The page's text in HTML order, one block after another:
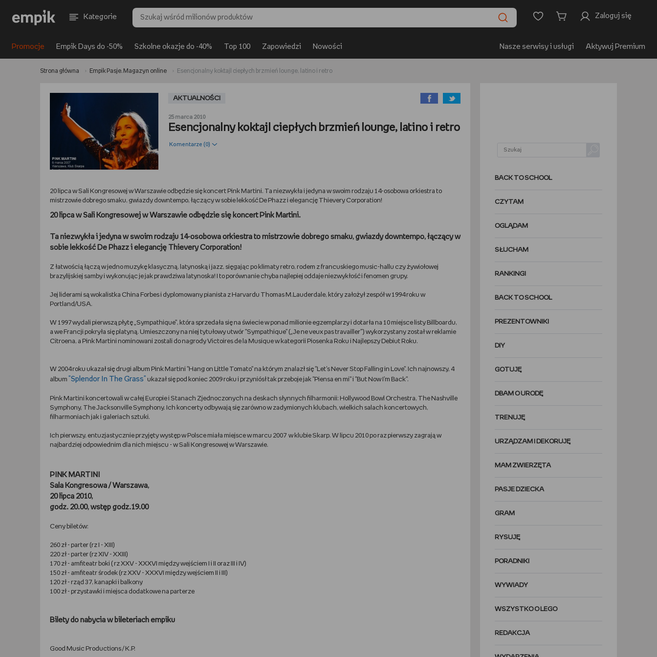
Kategorie Zaloguj się
Promocje Empik Days do -50% Szkolne okazje do -40% Top 100 Zapowiedzi Nowości Nasze serwisy i usługi Aktywuj Premium
Strona główna Empik Pasje. Magazyn online Esencjonalny koktajl ciepłych brzmień lounge, latino i retro
AKTUALNOŚCI
25 marca 2010
Esencjonalny koktajl ciepłych brzmień lounge, latino i retro
Komentarze (0)
20 lipca w Sali Kongresowej w Warszawie odbędzie się koncert Pink Martini. Ta niezwykła i jedyna w swoim rodzaju 14-osobowa orkiestra to
mistrzowie dobrego smaku, gwiazdy downtempo, łączący w sobie lekkość De Phazz i elegancję Thievery Corporation!
20 lipca w Sali Kongresowej w Warszawie odbędzie się koncert Pink Martini.
Ta niezwykła i jedyna w swoim rodzaju 14-osobowa orkiestra to mistrzowie dobrego smaku, gwiazdy downtempo, łączący w
sobie lekkość De Phazz i elegancję Thievery Corporation!
Z łatwością łączą w jedno muzykę klasyczną, latynoską i jazz, sięgając po klimaty retro, rodem z francuskiego music-hallu czy żywiołowej
brazylijskiej samby i wykonując je jak prawdziwa latynoska! I to porównanie chyba najlepiej oddaje niezwykłość i fenomen grupy.
Jej liderami są wokalistka China Forbes i dyplomowany pianista z Harvardu Thomas M.Lauderdale, który założył zespół w 1994 roku w
Portland/USA.
W 1997 wydali pierwszą płytę „Sympathique”, która sprzedała się na świecie w ponad milionie egzemplarzy i dotarła na 10 miejsce listy Billboardu,
a we Francji pokryła się platyną. Umieszczony na niej tytułowy utwór "Sympathique" („Je ne veux pas travailler”) wykorzystany został w reklamie
Citroena, a Pink Martini nominowani zostali do nagrody Victoires de la Musique w kategorii Piosenka Roku i Najlepszy Debiut Roku.
W 2004 roku ukazał się drugi album Pink Martini "Hang on Little Tomato" na którym znalazł się "Let's Never Stop Falling in Love". Ich najnowszy, 4
album "Splendor In The Grass" ukazał się pod koniec 2009 roku i przyniósł tak przeboje jak "Piensa en mi" i "But Now I’m Back".
Pink Martini koncertowali w całej Europie i Stanach Zjednoczonych na deskach słynnych filharmonii: Hollywood Bowl Orchestra, The Nashville
Symphony, The Jacksonville Symphony. Ich koncerty odbywają się zarówno w zadymionych klubach, wielkich salach koncertowych,
filharmoniach jak i galeriach sztuki.
Ich pierwszy, entuzjastycznie przyjęty występ w Polsce miała miejsce w marcu 2007 w klubie Skarp. W lipcu 2010 po raz pierwszy zagrają w
najbardziej odpowiednim dla nich miejscu - w Sali Kongresowej w Warszawie.
PINK MARTINI
Sala Kongresowa / Warszawa,
20 lipca 2010,
godz. 20.00, wstęp godz.19.00
Ceny biletów:
260 zł - parter (rz I - XIII)
220 zł - parter (rz XIV - XXIII)
170 zł - amfiteatr boki ( rz XXV - XXXVI między wejściem I i II oraz III i IV)
150 zł - amfiteatr środek (rz XXV - XXXVI między wejściem II i III)
120 zł - rząd 37, kanapki i balkony
100 zł - przystawki i miejsca dodatkowe na parterze
Bilety do nabycia w bileteriach empiku
Good Music Productions / K.P.
BACK TO SCHOOL
CZYTAM
OGLĄDAM
SŁUCHAM
RANKINGI
BACK TO SCHOOL
PREZENTOWNIKI
DIY
GOTUJĘ
DBAM O URODĘ
TRENUJĘ
URZĄDZAM I DEKORUJĘ
MAM ZWIERZĘTA
PASJE DZIECKA
GRAM
RYSUJĘ
PORADNIKI
WYWIADY
WSZYSTKO O LEGO
REDAKCJA